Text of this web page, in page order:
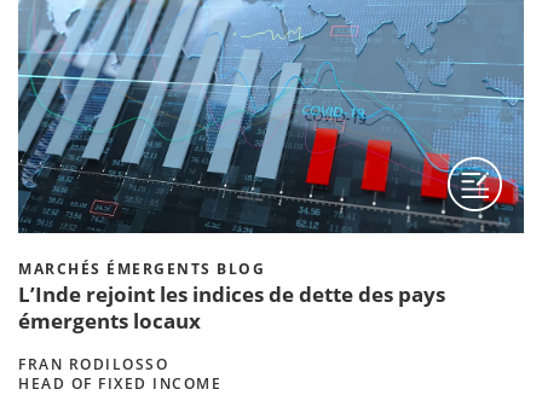
MARCHÉS ÉMERGENTS BLOG
L’Inde rejoint les indices de dette des pays
émergents locaux
FRAN RODILOSSO
HEAD OF FIXED INCOME